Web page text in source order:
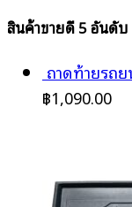
สินค้าขายดี 5 อันดับ
ถาดท้ายรถ
฿1,090.00